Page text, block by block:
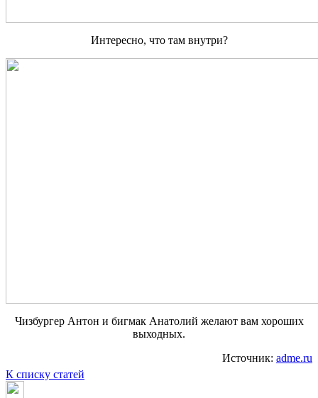
Интересно, что там внутри?
Чизбургер Антон и бигмак Анатолий желают вам хороших
выходных.
Источник: adme.ru
К списку статей